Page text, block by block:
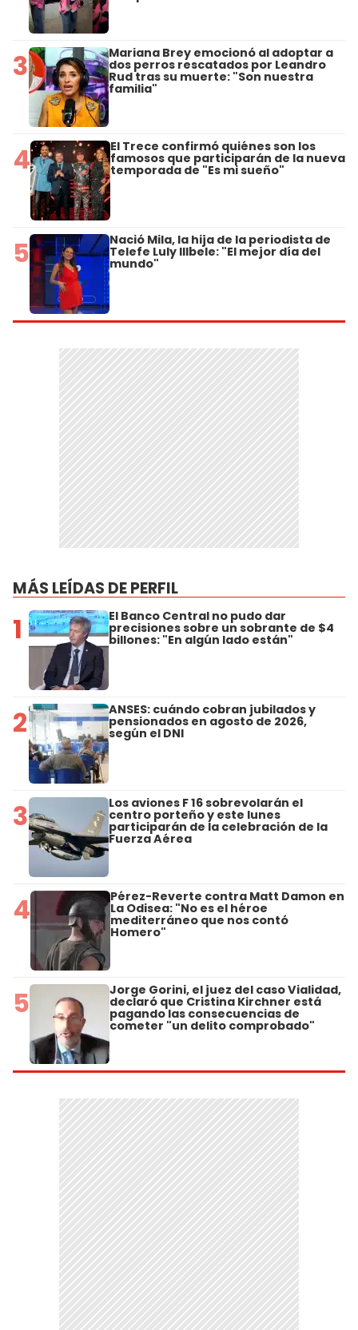
3 Mariana Brey emocionó al adoptar a
dos perros rescatados por Leandro
Rud tras su muerte: "Son nuestra
familia"
4 El Trece confirmó quiénes son los
famosos que participarán de la nueva
temporada de "Es mi sueño"
5 Nació Mila, la hija de la periodista de
Telefe Luly Illbele: "El mejor día del
mundo"
MÁS LEÍDAS DE PERFIL
1 El Banco Central no pudo dar
precisiones sobre un sobrante de $4
billones: "En algún lado están"
2 ANSES: cuándo cobran jubilados y
pensionados en agosto de 2026,
según el DNI
3 Los aviones F 16 sobrevolarán el
centro porteño y este lunes
participarán de la celebración de la
Fuerza Aérea
4 Pérez-Reverte contra Matt Damon en
La Odisea: "No es el héroe
mediterráneo que nos contó
Homero"
5 Jorge Gorini, el juez del caso Vialidad,
declaró que Cristina Kirchner está
pagando las consecuencias de
cometer "un delito comprobado"